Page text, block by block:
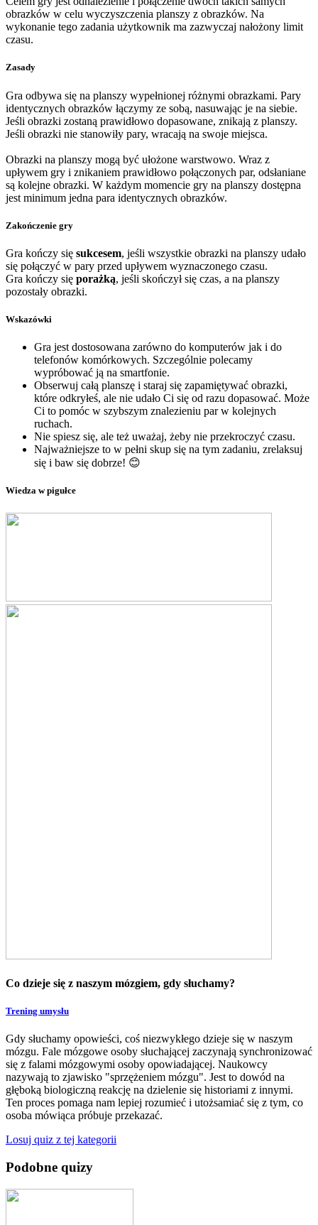
obrazków w celu wyczyszczenia planszy z obrazków. Na
wykonanie tego zadania użytkownik ma zazwyczaj nałożony limit
czasu.
Zasady
Gra odbywa się na planszy wypełnionej różnymi obrazkami. Pary
identycznych obrazków łączymy ze sobą, nasuwając je na siebie.
Jeśli obrazki zostaną prawidłowo dopasowane, znikają z planszy.
Jeśli obrazki nie stanowiły pary, wracają na swoje miejsca.
Obrazki na planszy mogą być ułożone warstwowo. Wraz z
upływem gry i znikaniem prawidłowo połączonych par, odsłaniane
są kolejne obrazki. W każdym momencie gry na planszy dostępna
jest minimum jedna para identycznych obrazków.
Zakończenie gry
Gra kończy się sukcesem, jeśli wszystkie obrazki na planszy udało
się połączyć w pary przed upływem wyznaczonego czasu.
Gra kończy się porażką, jeśli skończył się czas, a na planszy
pozostały obrazki.
Wskazówki
Gra jest dostosowana zarówno do komputerów jak i do
telefonów komórkowych. Szczególnie polecamy
wypróbować ją na smartfonie.
Obserwuj całą planszę i staraj się zapamiętywać obrazki,
które odkryłeś, ale nie udało Ci się od razu dopasować. Może
Ci to pomóc w szybszym znalezieniu par w kolejnych
ruchach.
Nie spiesz się, ale też uważaj, żeby nie przekroczyć czasu.
Najważniejsze to w pełni skup się na tym zadaniu, zrelaksuj
się i baw się dobrze! 😊
Wiedza w pigułce
Co dzieje się z naszym mózgiem, gdy słuchamy?
Trening umysłu
Gdy słuchamy opowieści, coś niezwykłego dzieje się w naszym
mózgu. Fale mózgowe osoby słuchającej zaczynają synchronizować
się z falami mózgowymi osoby opowiadającej. Naukowcy
nazywają to zjawisko "sprzężeniem mózgu". Jest to dowód na
głęboką biologiczną reakcję na dzielenie się historiami z innymi.
Ten proces pomaga nam lepiej rozumieć i utożsamiać się z tym, co
osoba mówiąca próbuje przekazać.
Losuj quiz z tej kategorii
Podobne quizy